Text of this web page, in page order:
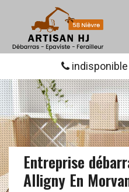
indisponible
Entreprise
Alligny En